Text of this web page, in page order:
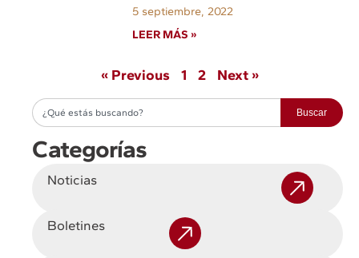
5 septiembre, 2022
LEER MÁS »
« Previous 1 2 Next »
Buscar
Categorías
Noticias
Boletines